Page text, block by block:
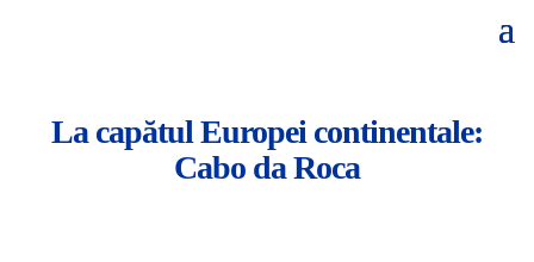
La capătul Europei continentale:
Cabo da Roca